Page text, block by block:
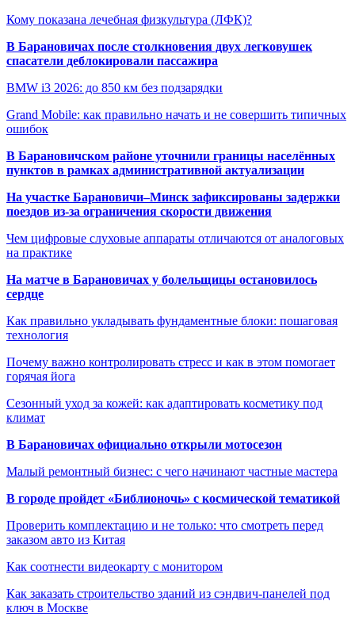
Кому показана лечебная физкультура (ЛФК)?
В Барановичах после столкновения двух легковушек
спасатели деблокировали пассажира
BMW i3 2026: до 850 км без подзарядки
Grand Mobile: как правильно начать и не совершить типичных
ошибок
В Барановичском районе уточнили границы населённых
пунктов в рамках административной актуализации
На участке Барановичи–Минск зафиксированы задержки
поездов из-за ограничения скорости движения
Чем цифровые слуховые аппараты отличаются от аналоговых
на практике
На матче в Барановичах у болельщицы остановилось
сердце
Как правильно укладывать фундаментные блоки: пошаговая
технология
Почему важно контролировать стресс и как в этом помогает
горячая йога
Сезонный уход за кожей: как адаптировать косметику под
климат
В Барановичах официально открыли мотосезон
Малый ремонтный бизнес: с чего начинают частные мастера
В городе пройдет «Библионочь» с космической тематикой
Проверить комплектацию и не только: что смотреть перед
заказом авто из Китая
Как соотнести видеокарту с монитором
Как заказать строительство зданий из сэндвич-панелей под
ключ в Москве